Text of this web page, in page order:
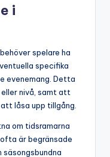
i
spelare ha
specifika
evenemang. Detta
eller nivå, samt att
låsa upp tillgång.
om tidsramarna
är begränsade